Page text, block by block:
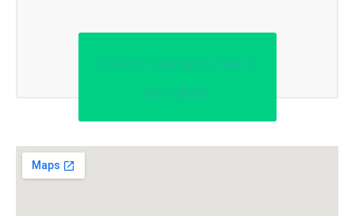
Direct taartenwinkels
bekijken